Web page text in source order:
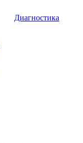
Диагностика